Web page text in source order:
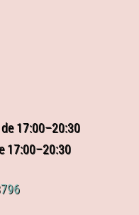
17:00–20:30
17:00–20:30